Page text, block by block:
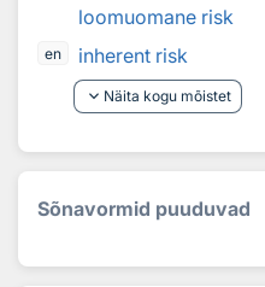
loomuomane risk
en
inherent risk
keyboard_arrow_down Näita kogu mõistet
Sõnavormid puuduvad